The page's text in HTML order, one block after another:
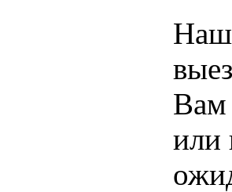
Наш
Вам
или